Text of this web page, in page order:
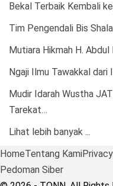
Bekal Terbaik Kembali
Tim Pengendali Bis
Mutiara Hikmah H.
Ngaji Ilmu Tawakkal dari
Mudir Idarah Wustha
Tarekat…
Lihat lebih banyak ...
HomeTentang Kami
Pedoman Siber